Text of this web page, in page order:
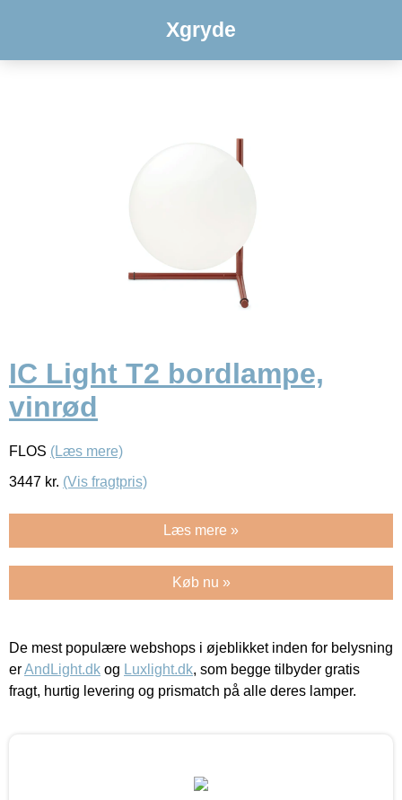
Xgryde
IC Light T2 bordlampe,
vinrød
FLOS (Læs mere)
3447 kr. (Vis fragtpris)
Læs mere »
Køb nu »
De mest populære webshops i øjeblikket inden for belysning
erAndLight.dk og Luxlight.dk, som begge tilbyder gratis
fragt, hurtig levering og prismatch på alle deres lamper.